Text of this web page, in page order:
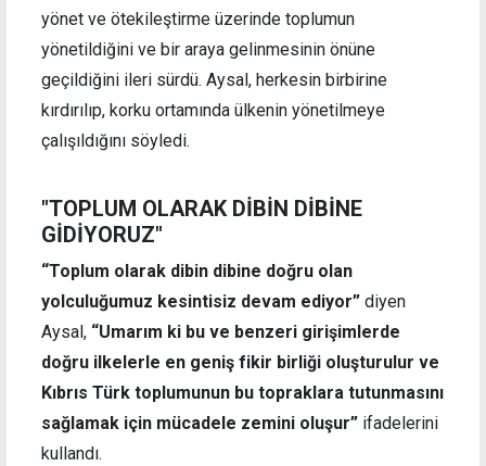
yönet ve ötekileştirme üzerinde toplumun
yönetildiğini ve bir araya gelinmesinin önüne
geçildiğini ileri sürdü. Aysal, herkesin birbirine
kırdırılıp, korku ortamında ülkenin yönetilmeye
çalışıldığını söyledi.
"TOPLUM OLARAK DİBİN DİBİNE
GİDİYORUZ"
“Toplum olarak dibin dibine doğru olan
yolculuğumuz kesintisiz devam ediyor” diyen
Aysal, “Umarım ki bu ve benzeri girişimlerde
doğru ilkelerle en geniş fikir birliği oluşturulur ve
Kıbrıs Türk toplumunun bu topraklara tutunmasını
sağlamak için mücadele zemini oluşur” ifadelerini
kullandı.